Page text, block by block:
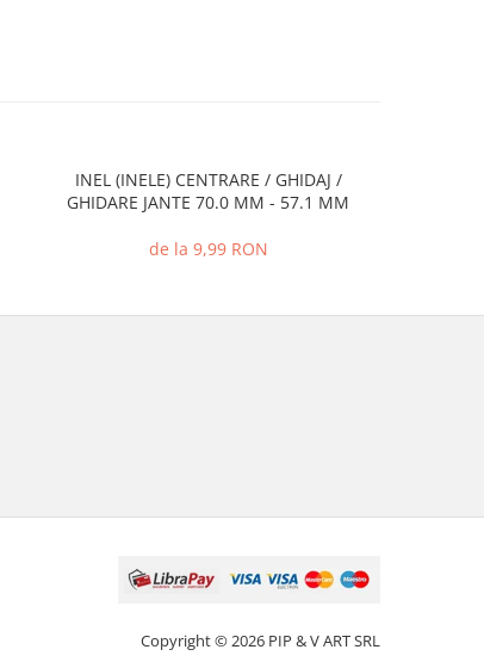
INEL (INELE) CENTRARE / GHIDAJ /
GHIDARE JANTE 70.0 MM - 57.1 MM
de la 9,99 RON
Copyright © 2026 PIP & V ART SRL